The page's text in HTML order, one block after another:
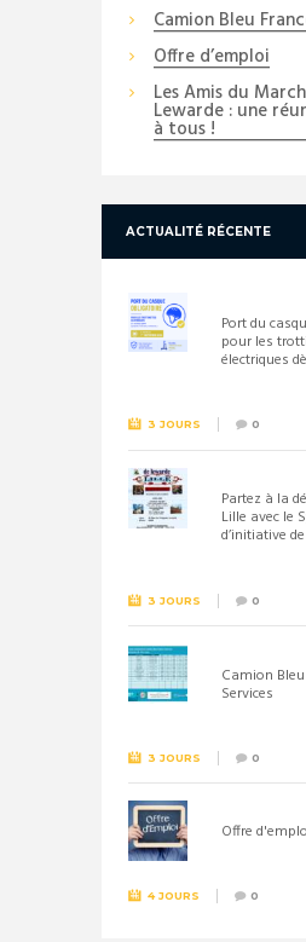
Camion Bleu
Offre d’emploi
Les Amis du
Lewarde : une
à tous !
ACTUALITÉ RÉCENTE
Port du
pour les
électriques
3 JOURS 0
Partez à la
Lille avec le
d’initiative
3 JOURS 0
Camion
Services
3 JOURS 0
Offre
4 JOURS 0